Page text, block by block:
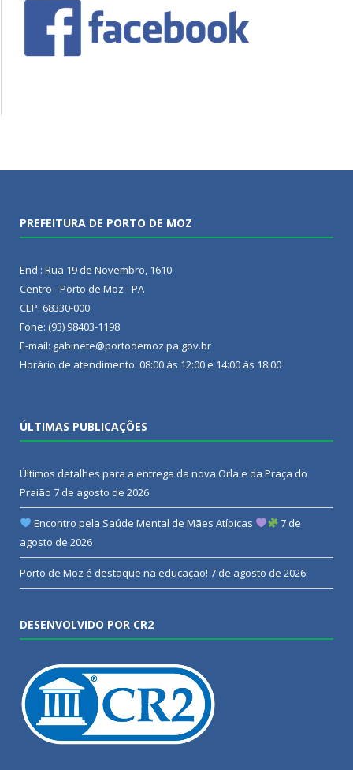
PREFEITURA DE PORTO DE MOZ
End.: Rua 19 de Novembro, 1610
Centro - Porto de Moz - PA
CEP: 68330-000
Fone: (93) 98403-1198
E-mail: gabinete@portodemoz.pa.gov.br
Horário de atendimento: 08:00 às 12:00 e 14:00 às 18:00
ÚLTIMAS PUBLICAÇÕES
Últimos detalhes para a entrega da nova Orla e da Praça do
Praião 7 de agosto de 2026
Encontro pela Saúde Mental de Mães Atípicas
7 de
agosto de 2026
Porto de Moz é destaque na educação! 7 de agosto de 2026
DESENVOLVIDO POR CR2